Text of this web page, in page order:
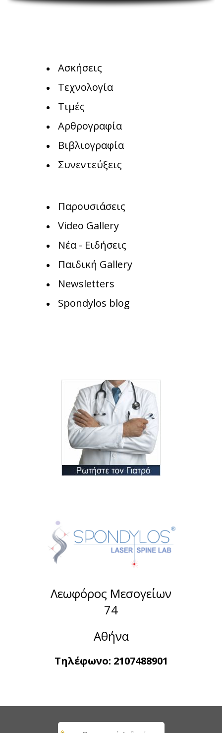
Ασκήσεις
Τεχνολογία
Τιμές
Αρθρογραφία
Βιβλιογραφία
Συνεντεύξεις
Παρουσιάσεις
Video Gallery
Νέα - Ειδήσεις
Παιδική Gallery
Newsletters
Spondylos blog
Λεωφόρος Μεσογείων
74
Αθήνα
Τηλέφωνο: 2107488901